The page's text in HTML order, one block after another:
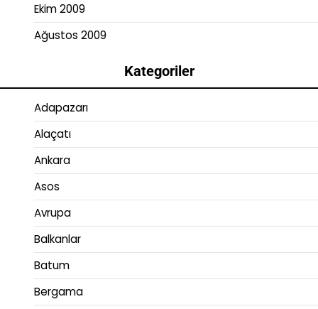
Ekim 2009
Ağustos 2009
Kategoriler
Adapazarı
Alaçatı
Ankara
Asos
Avrupa
Balkanlar
Batum
Bergama